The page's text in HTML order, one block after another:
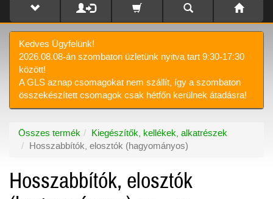
Kedves Ügyfelünk!
2026.08.08-án szombaton üzletünk nyitva tart 9:30-17:30
között!
A GLS aznap csomagokat nem szállít, így a szombaton
összekészített csomagok csak hétfőn kerülnek átadásra!
Összes termék
Kiegészítők, kellékek, alkatrészek
Hosszabbítók, elosztók (hagyományos)
Hosszabbítók, elosztók